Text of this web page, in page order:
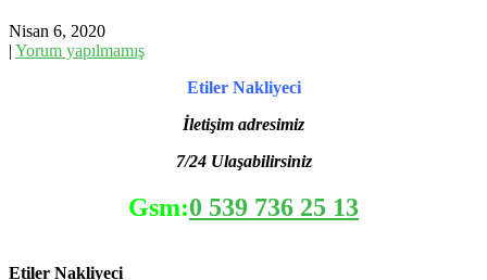
Nisan 6, 2020
| Yorum yapılmamış
Etiler Nakliyeci
İletişim adresimiz
7/24 Ulaşabilirsiniz
Gsm:0 539 736 25 13
Etiler Nakliyeci